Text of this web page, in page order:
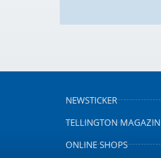
NEWSTICKER
TELLINGTON MAGAZIN
ONLINE SHOPS